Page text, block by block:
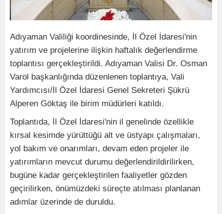
Adıyaman Valiliği koordinesinde, İl Özel İdaresi'nin
yatırım ve projelerine ilişkin haftalık değerlendirme
toplantısı gerçekleştirildi. Adıyaman Valisi Dr. Osman
Varol başkanlığında düzenlenen toplantıya, Vali
Yardımcısı/İl Özel İdaresi Genel Sekreteri Şükrü
Alperen Göktaş ile birim müdürleri katıldı.
Toplantıda, İl Özel İdaresi'nin il genelinde özellikle
kırsal kesimde yürüttüğü alt ve üstyapı çalışmaları,
yol bakım ve onarımları, devam eden projeler ile
yatırımların mevcut durumu değerlendirildirilirken,
bugüne kadar gerçekleştirilen faaliyetler gözden
geçirilirken, önümüzdeki süreçte atılması planlanan
adımlar üzerinde de duruldu.